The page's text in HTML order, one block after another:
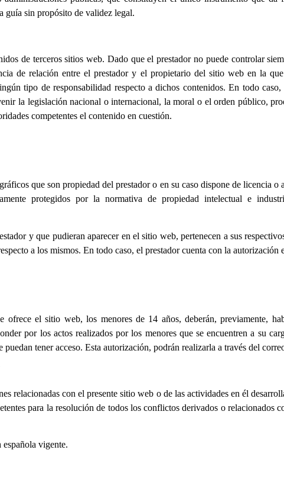
guía sin propósito de validez legal.
de terceros sitios web. Dado que el prestador no puede controlar
de relación entre el prestador y el propietario del sitio web en la
tipo de responsabilidad respecto a dichos contenidos. En todo
la legislación nacional o internacional, la moral o el orden público,
competentes el contenido en cuestión.
que son propiedad del prestador o en su caso dispone de licencia o
protegidos por la normativa de propiedad intelectual e
y que pudieran aparecer en el sitio web, pertenecen a sus
a los mismos. En todo caso, el prestador cuenta con la autorización
el sitio web, los menores de 14 años, deberán, previamente,
por los actos realizados por los menores que se encuentren a su
tener acceso. Esta autorización, podrán realizarla a través del
relacionadas con el presente sitio web o de las actividades en él
para la resolución de todos los conflictos derivados o relacionados
vigente.